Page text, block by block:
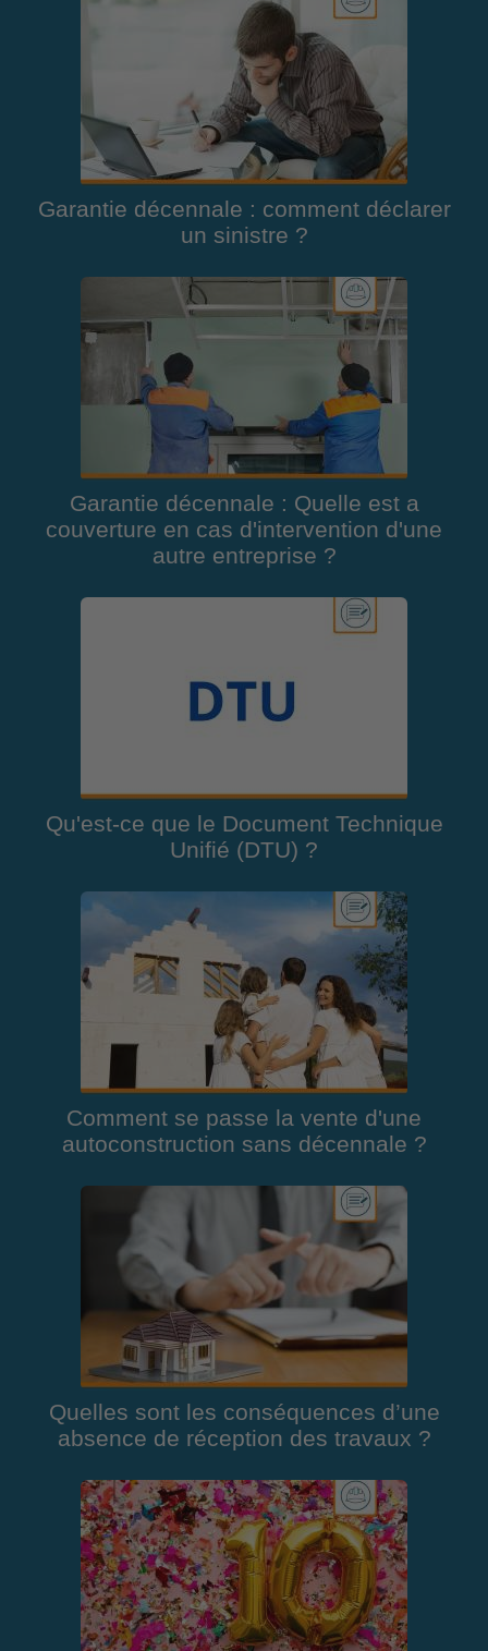
Garantie décennale : comment déclarer
un sinistre ?
Garantie décennale : Quelle est a
couverture en cas d'intervention d'une
autre entreprise ?
Qu'est-ce que le Document Technique
Unifié (DTU) ?
Comment se passe la vente d'une
autoconstruction sans décennale ?
Quelles sont les conséquences d’une
absence de réception des travaux ?